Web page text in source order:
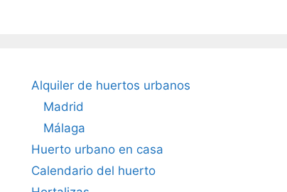
Alquiler de huertos urbanos
Madrid
Málaga
Huerto urbano en casa
Calendario del huerto